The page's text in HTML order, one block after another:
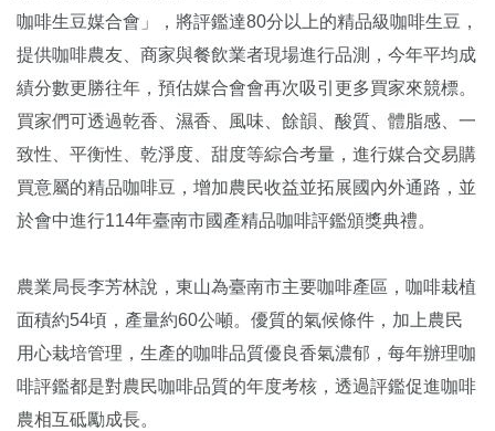
咖啡生豆媒合會」，將評鑑達80分以上的精品級咖啡生豆，
提供咖啡農友、商家與餐飲業者現場進行品測，今年平均成
績分數更勝往年，預估媒合會會再次吸引更多買家來競標。
買家們可透過乾香、濕香、風味、餘韻、酸質、體脂感、一
致性、平衡性、乾淨度、甜度等綜合考量，進行媒合交易購
買意屬的精品咖啡豆，增加農民收益並拓展國內外通路，並
於會中進行114年臺南市國產精品咖啡評鑑頒獎典禮。
農業局長李芳林說，東山為臺南市主要咖啡產區，咖啡栽植
面積約54頃，產量約60公噸。優質的氣候條件，加上農民
用心栽培管理，生產的咖啡品質優良香氣濃郁，每年辦理咖
啡評鑑都是對農民咖啡品質的年度考核，透過評鑑促進咖啡
農相互砥勵成長。